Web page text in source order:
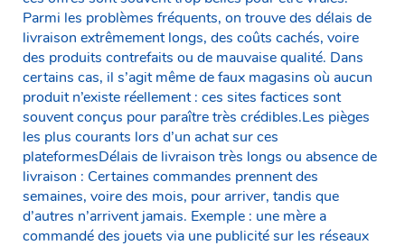
Parmi les problèmes fréquents, on trouve des délais de
livraison extrêmement longs, des coûts cachés, voire
des produits contrefaits ou de mauvaise qualité. Dans
certains cas, il s’agit même de faux magasins où aucun
produit n’existe réellement : ces sites factices sont
souvent conçus pour paraître très crédibles.Les pièges
les plus courants lors d’un achat sur ces
plateformesDélais de livraison très longs ou absence de
livraison : Certaines commandes prennent des
semaines, voire des mois, pour arriver, tandis que
d’autres n’arrivent jamais. Exemple : une mère a
commandé des jouets via une publicité sur les réseaux